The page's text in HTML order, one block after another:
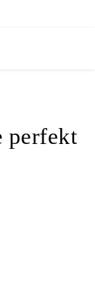
perfekt